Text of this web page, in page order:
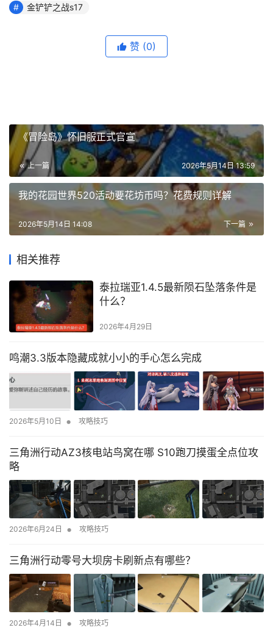
金铲铲之战s17
赞 (0)
《冒险岛》怀旧服正式官宣
上一篇 2026年5月14日 13:59
我的花园世界520活动要花坊币吗？花费规则详解
下一篇
2026年5月14日 14:08
相关推荐
泰拉瑞亚1.4.5最新陨石坠落条件是
什么？
2026年4月29日
鸣潮3.3版本隐藏成就小小的手心怎么完成
2026年5月10日 • 攻略技巧
三角洲行动AZ3核电站鸟窝在哪 S10跑刀摸蛋全点位攻
略
2026年6月24日 • 攻略技巧
三角洲行动零号大坝房卡刷新点有哪些？
2026年4月14日 • 攻略技巧